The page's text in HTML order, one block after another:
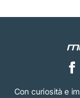
Con curiosità e